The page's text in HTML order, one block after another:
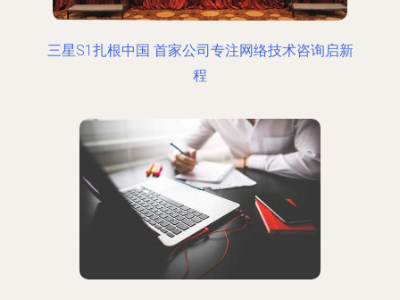
三星S1扎根中国 首家公司专注网络技术咨询启新
程